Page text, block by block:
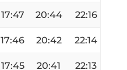
17:47 20:44 22:16
17:46 20:42 22:14
17:45 20:41 22:13